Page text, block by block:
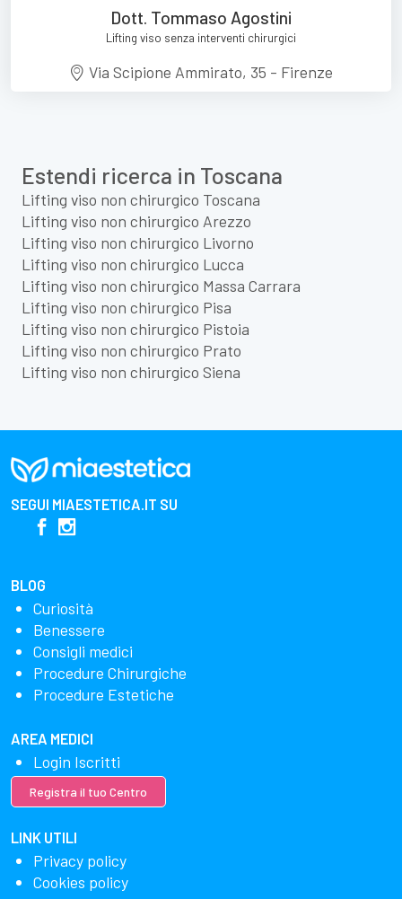
Dott. Tommaso Agostini
Lifting viso senza interventi chirurgici
Via Scipione Ammirato, 35 - Firenze
Estendi ricerca in Toscana
Lifting viso non chirurgico Toscana
Lifting viso non chirurgico Arezzo
Lifting viso non chirurgico Livorno
Lifting viso non chirurgico Lucca
Lifting viso non chirurgico Massa Carrara
Lifting viso non chirurgico Pisa
Lifting viso non chirurgico Pistoia
Lifting viso non chirurgico Prato
Lifting viso non chirurgico Siena
SEGUI MIAESTETICA.IT SU
BLOG
Curiosità
Benessere
Consigli medici
Procedure Chirurgiche
Procedure Estetiche
AREA MEDICI
Login Iscritti
Registra il tuo Centro
LINK UTILI
Privacy policy
Cookies policy